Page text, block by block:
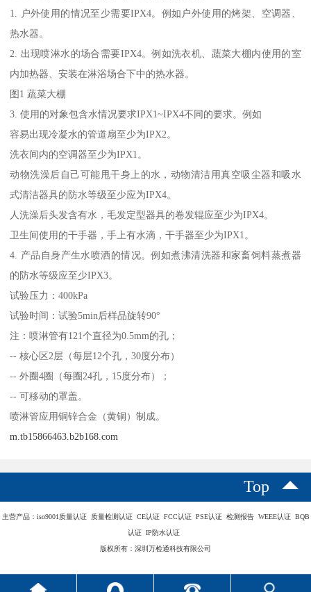
1. 户外使用的情况至少需要IPX4。例如户外使用的烤架、空调器、
热水器。
2. 出现喷淋水的场合需要IPX4。例如洗衣机、蔬菜大棚内使用的室
内加热器、安装在淋浴场合下中的热水器。
图1 蔬菜大棚
3. 使用的对象包含水情况要求IPX1~IPX4不同的要求。例如
容易出现冷凝水的管道扇至少为IPX2。
洗衣间内的空调器至少为IPX1。
动物洗澡后自己可能甩干身上的水，动物清洁用真空吸尘器和吸水
式清洁器具的防水等级至少应为IPX4。
人洗澡后头发含有水，毛发定型器具的卷发辊应至少为IPX4。
卫生间使用的干手器，手上有水滴，干手器至少为IPX1。
4. 产品自身产生水喷洒的情况。例如煮沸清洗器和家畜饲料蒸煮器
的防水等级应至少IPX3。
试验压力：400kPa
试验时间：试验5min后样品旋转90°
注：喷淋管有121个直径为0.5mm的孔；
-- 核心区2层（每层12个孔，30度分布）
-- 外圈4圈（每圈24孔，15度分布）；
-- 可移动的罩盖。
喷淋管应用铜锌合金（黄铜）制成。
m.tb15866463.b2b168.com
Top
主营产品：iso9001质量认证 质量检测认证 CE认证 FCC认证 PSE认证 检测报告 WEEE认证 BQB
认证 IP防水认证
版权所有：深圳万检通科技有限公司